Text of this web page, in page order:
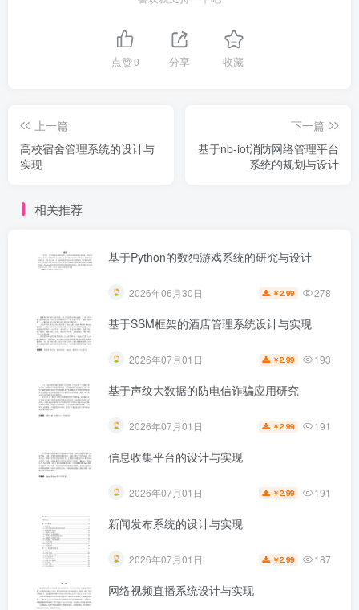
点赞9 分享 收藏
上一篇
高校宿舍管理系统的设计与
实现
下一篇
基于nb-iot消防网络管理平台
系统的规划与设计
相关推荐
基于Python的数独游戏系统的研究与设计
2026年06月30日 ￥2.99 278
基于SSM框架的酒店管理系统设计与实现
2026年07月01日 ￥2.99 193
基于声纹大数据的防电信诈骗应用研究
2026年07月01日 ￥2.99 191
信息收集平台的设计与实现
2026年07月01日 ￥2.99 191
新闻发布系统的设计与实现
2026年07月01日 ￥2.99 187
网络视频直播系统设计与实现